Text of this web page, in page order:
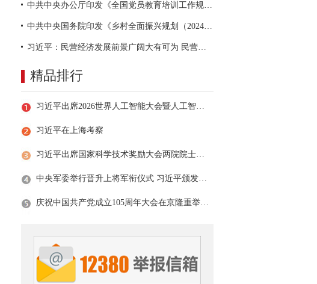
中共中央办公厅印发《全国党员教育培训工作规划（2024－2028年）》
中共中央国务院印发《乡村全面振兴规划（2024—2027年）》
习近平：民营经济发展前景广阔大有可为 民营企业和民营企业家大显身手正当其时
精品排行
习近平出席2026世界人工智能大会暨人工智能全球治理高级别会议开幕式并发表主旨讲话
习近平在上海考察
习近平出席国家科学技术奖励大会两院院士大会中国科协第十一次全国代表大会并发表重要讲话
中央军委举行晋升上将军衔仪式 习近平颁发命令状并向晋衔的军官表示祝贺
庆祝中国共产党成立105周年大会在京隆重举行 习近平发表重要讲话